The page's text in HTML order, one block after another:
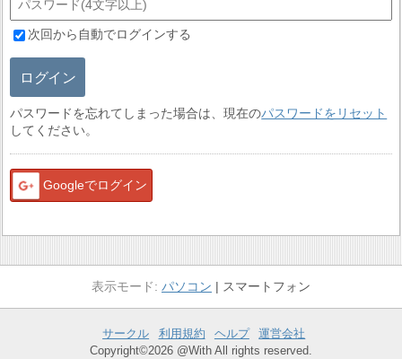
次回から自動でログインする
ログイン
パスワードを忘れてしまった場合は、現在のパスワードをリセット
してください。
Googleでログイン
パソコン スマートフォン
サークル 利用規約 ヘルプ
運営会社
Copyright©2026 @With All rights reserved.